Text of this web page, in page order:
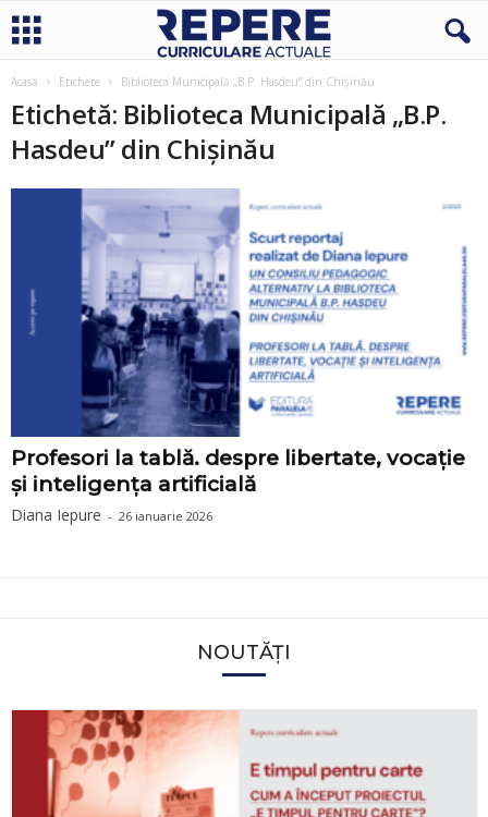
Acasă Etichete Biblioteca Municipală „B.P. Hasdeu” din Chișinău
Etichetă: Biblioteca Municipală „B.P.
Hasdeu” din Chișinău
Profesori la tablă. despre libertate, vocație
și inteligența artificială
Diana Iepure - 26 ianuarie 2026
NOUTĂȚI